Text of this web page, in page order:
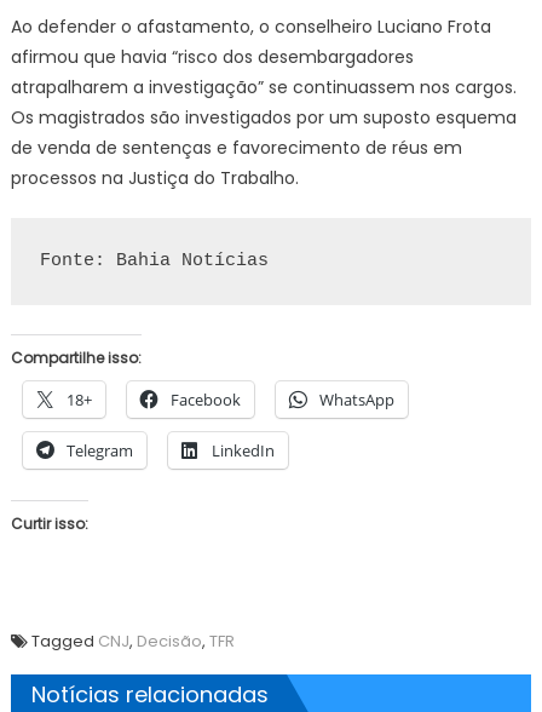
Ao defender o afastamento, o conselheiro Luciano Frota
afirmou que havia “risco dos desembargadores
atrapalharem a investigação” se continuassem nos cargos.
Os magistrados são investigados por um suposto esquema
de venda de sentenças e favorecimento de réus em
processos na Justiça do Trabalho.
Fonte: Bahia Notícias
Compartilhe isso:
18+ Facebook WhatsApp
Telegram LinkedIn
Curtir isso:
Tagged CNJ, Decisão, TFR
Notícias relacionadas